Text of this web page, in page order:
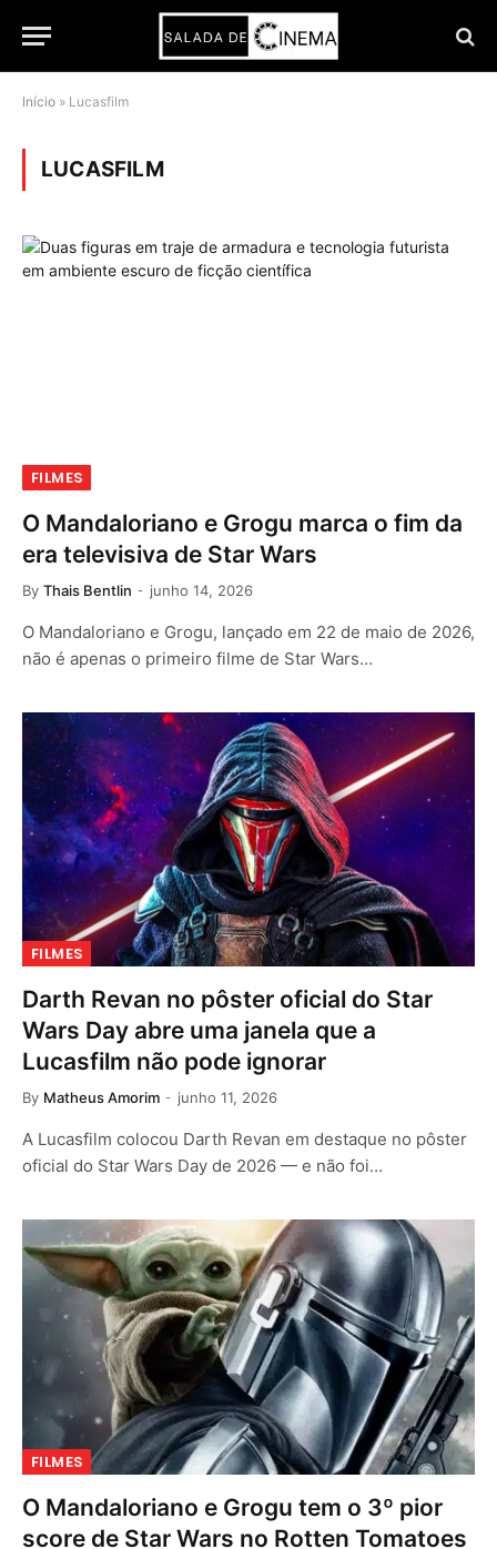
Início » Lucasfilm
LUCASFILM
FILMES
O Mandaloriano e Grogu marca o fim da
era televisiva de Star Wars
By Thais Bentlin junho 14, 2026
O Mandaloriano e Grogu, lançado em 22 de maio de 2026,
não é apenas o primeiro filme de Star Wars…
FILMES
Darth Revan no pôster oficial do Star
Wars Day abre uma janela que a
Lucasfilm não pode ignorar
By Matheus Amorim junho 11, 2026
A Lucasfilm colocou Darth Revan em destaque no pôster
oficial do Star Wars Day de 2026 — e não foi…
FILMES
O Mandaloriano e Grogu tem o 3º pior
score de Star Wars no Rotten Tomatoes